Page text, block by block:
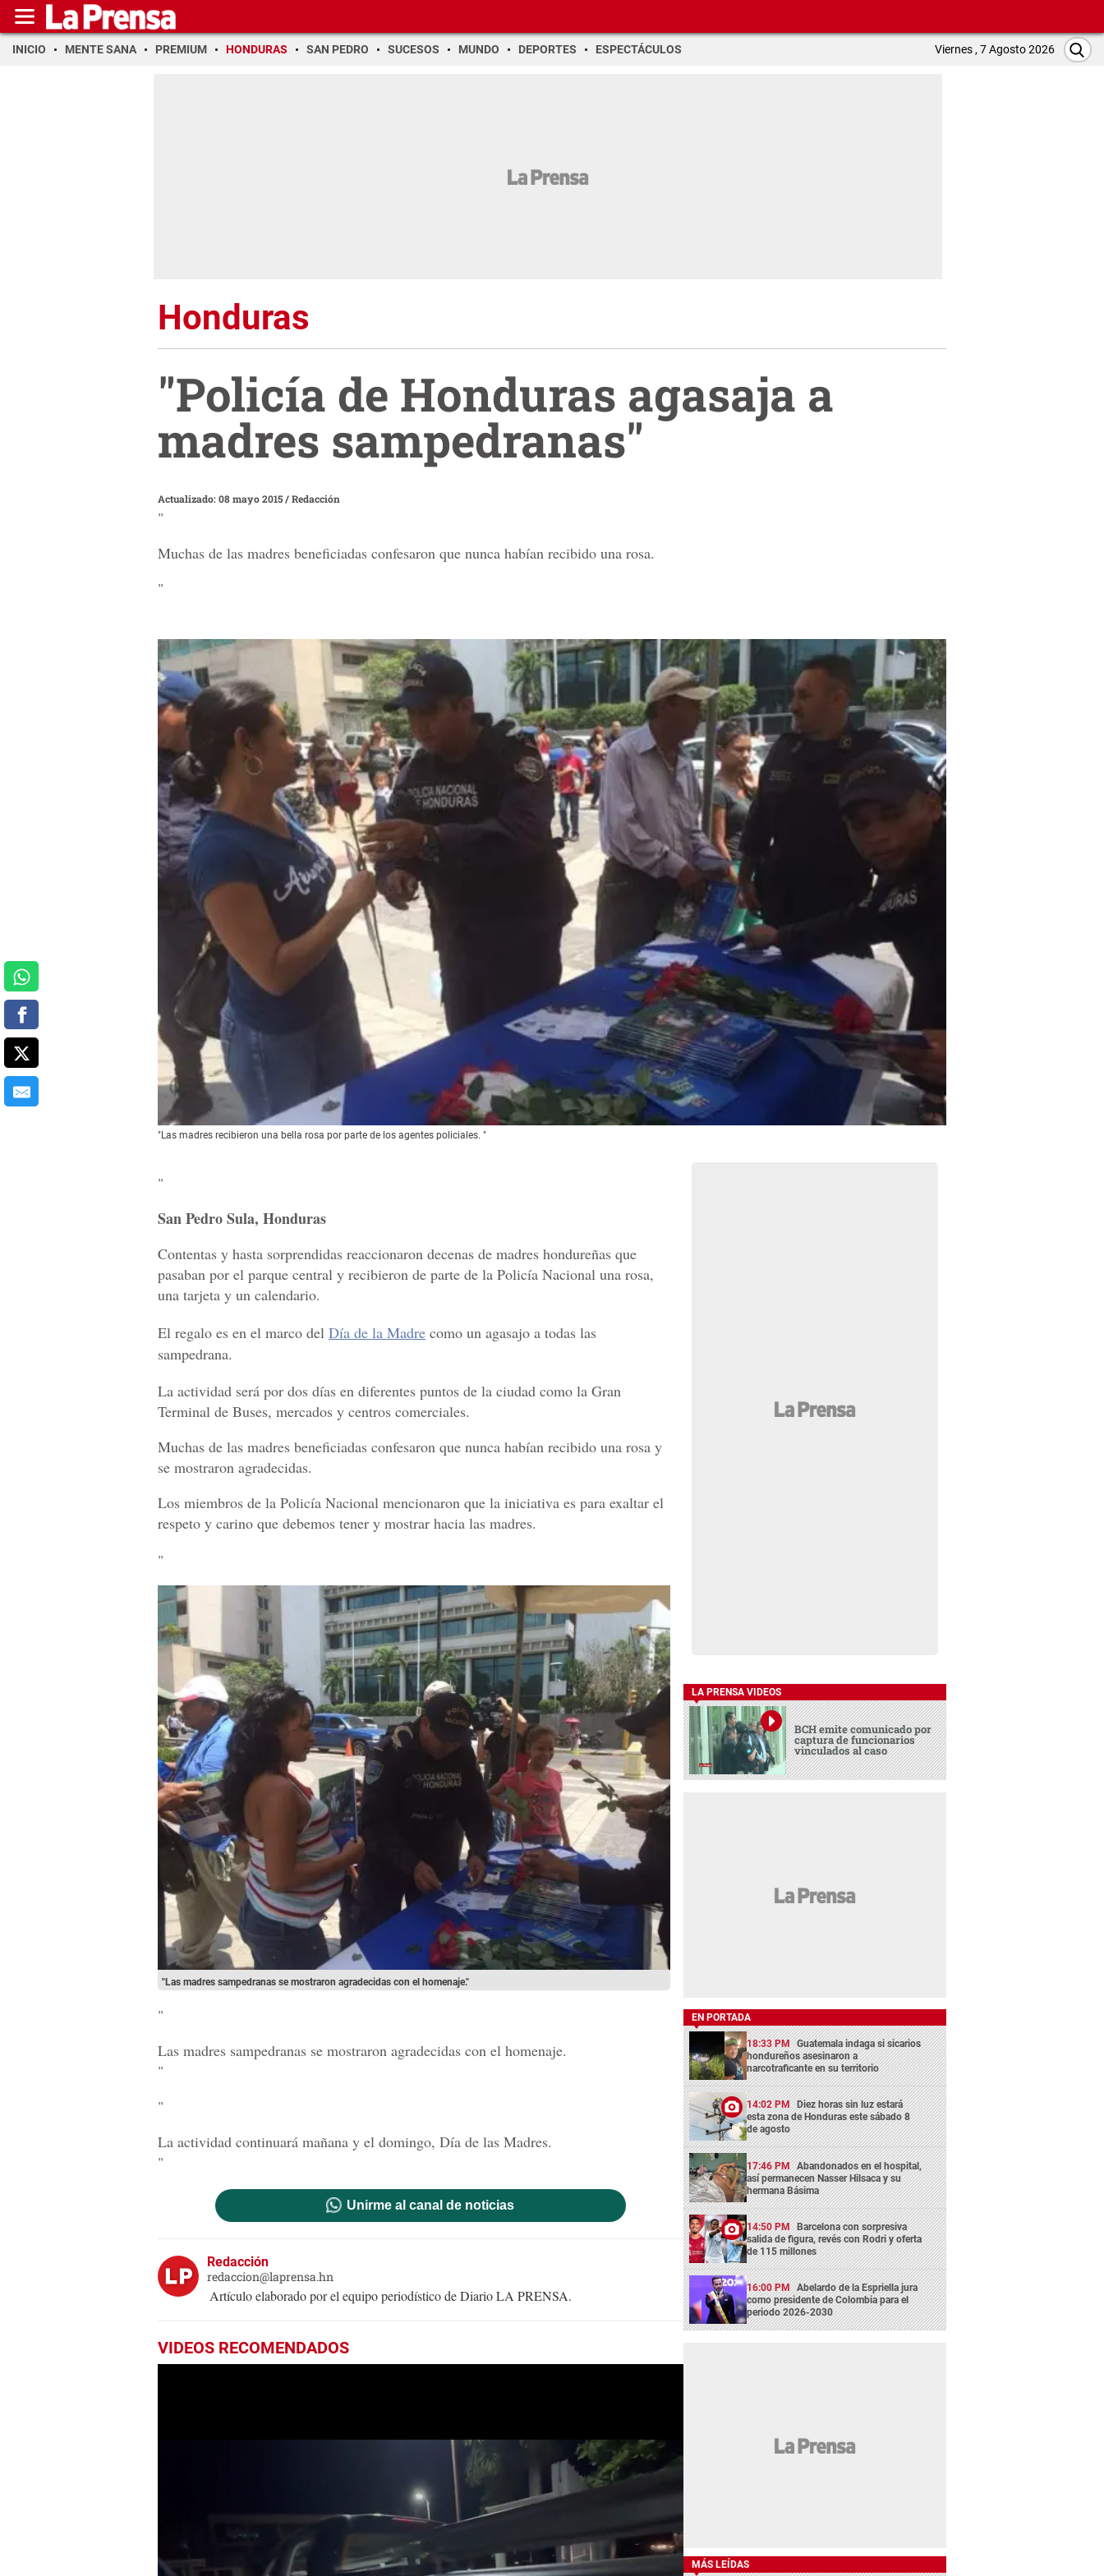
INICIO MENTE SANA PREMIUM HONDURAS SAN PEDRO SUCESOS MUNDO DEPORTES ESPECTÁCULOS Viernes , 7 Agosto 2026
Honduras
"Policía de Honduras agasaja a
madres sampedranas"
Actualizado: 08 mayo 2015/Redacción
"
Muchas de las madres beneficiadas confesaron que nunca habían recibido una rosa.
"
"Las madres recibieron una bella rosa por parte de los agentes policiales. "
"
San Pedro Sula, Honduras
Contentas y hasta sorprendidas reaccionaron decenas de madres hondureñas que
pasaban por el parque central y recibieron de parte de la Policía Nacional una rosa,
una tarjeta y un calendario.
El regalo es en el marco del Día de la Madre como un agasajo a todas las
sampedrana.
La actividad será por dos días en diferentes puntos de la ciudad como la Gran
Terminal de Buses, mercados y centros comerciales.
Muchas de las madres beneficiadas confesaron que nunca habían recibido una rosa y
se mostraron agradecidas.
Los miembros de la Policía Nacional mencionaron que la iniciativa es para exaltar el
respeto y carino que debemos tener y mostrar hacia las madres.
"
"Las madres sampedranas se mostraron agradecidas con el homenaje."
"
Las madres sampedranas se mostraron agradecidas con el homenaje.
"
"
La actividad continuará mañana y el domingo, Día de las Madres.
"
Unirme al canal de noticias
Redacción
redaccion@laprensa.hn
Artículo elaborado por el equipo periodístico de Diario LA PRENSA.
VIDEOS RECOMENDADOS
LA PRENSA VIDEOS
BCH emite comunicado por
captura de funcionarios
vinculados al caso
EN PORTADA
18:33 PM Guatemala indaga si sicarios
hondureños asesinaron a
narcotraficante en su territorio
14:02 PM Diez horas sin luz estará
esta zona de Honduras este sábado 8
de agosto
17:46 PM Abandonados en el hospital,
así permanecen Nasser Hilsaca y su
hermana Básima
14:50 PM Barcelona con sorpresiva
salida de figura, revés con Rodri y oferta
de 115 millones
16:00 PM Abelardo de la Espriella jura
como presidente de Colombia para el
periodo 2026-2030
MÁS LEÍDAS